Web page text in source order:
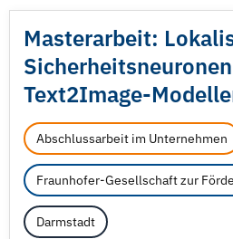
Masterarbeit:
Text2Image-
Abschlussarbeit im Unternehmen
Darmstadt